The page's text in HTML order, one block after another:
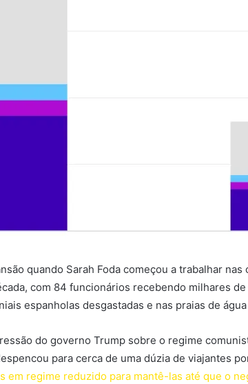
quando Sarah Foda começou a trabalhar
com 84 funcionários recebendo milhares
espanholas desgastadas e nas praias de
do governo Trump sobre o regime
para cerca de uma dúzia de viajantes
em regime reduzido para mantê-las até que o